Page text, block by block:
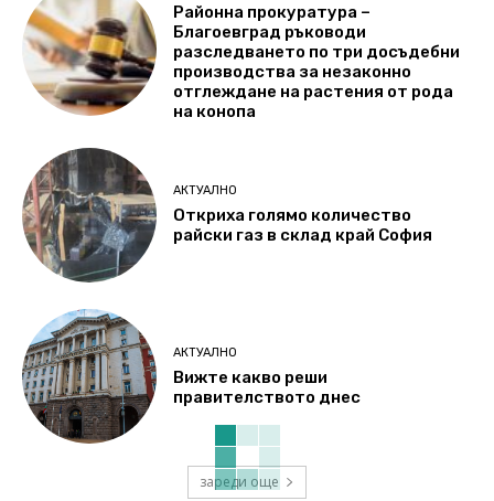
Районна прокуратура –
Благоевград ръководи
разследването по три досъдебни
производства за незаконно
отглеждане на растения от рода
на конопа
АКТУАЛНО
Откриха голямо количество
райски газ в склад край София
АКТУАЛНО
Вижте какво реши
правителството днес
зареди още